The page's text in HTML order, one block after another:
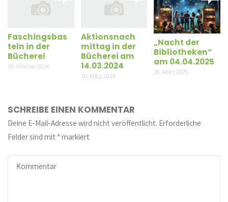
Faschingsbas
teln in der
Bücherei
15. Februar 2024
Aktionsnach
mittag in der
Bücherei am
14.03.2024
10. März 2024
„Nacht der
Bibliotheken“
am 04.04.2025
20. März 2025
SCHREIBE EINEN KOMMENTAR
Deine E-Mail-Adresse wird nicht veröffentlicht. Erforderliche
Felder sind mit *markiert